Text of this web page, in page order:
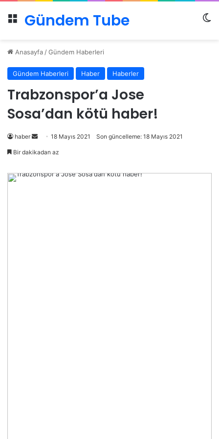
MenüGündem Tube
Anasayfa /Gündem Haberleri
Gündem Haberleri Haber Haberler
Trabzonspor’a Jose
Sosa’dan kötü haber!
haber
Bir
göndermek
18 Mayıs 2021 Son güncelleme: 18 Mayıs 2021
Bir dakikadan az